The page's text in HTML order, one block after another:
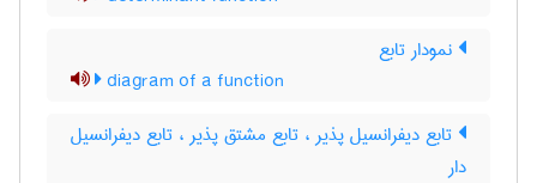
نمودار تابع
diagram of a function
تابع دیفرانسیل پذیر ، تابع مشتق پذیر ، تابع دیفرانسیل
دار